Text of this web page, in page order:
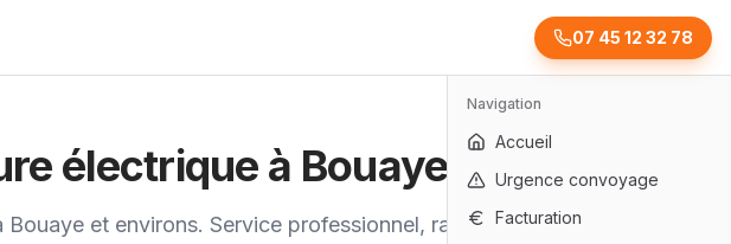
07 45 12 32 78
Navigation
Accueil
Urgence convoyage
Facturation
électrique à Bouaye
et environs. Service professionnel, rapide et